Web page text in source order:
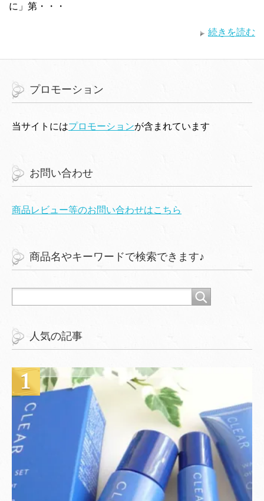
に」第・・・
続きを読む
プロモーション
当サイトにはプロモーションが含まれています
お問い合わせ
商品レビュー等のお問い合わせはこちら
商品名やキーワードで検索できます♪
人気の記事